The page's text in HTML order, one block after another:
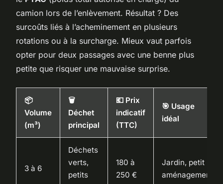
camion lors de l’enlèvement. Résultat ? Des
surcoûts liés à l’acheminement en plusieurs
rotations ou à la surcharge. Mieux vaut parfois
opter pour deux passages avec une benne plus
petite que risquer une mauvaise surprise.
📦
Volume
(m³)
🗑️
Déchet
principal
💶 Prix
indicatif
(TTC)
🎯 Usage
idéal
3 à 6
Déchets
verts,
petits
180 à
250 €
Jardin, petit
aménagement